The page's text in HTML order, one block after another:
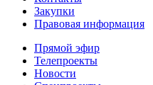
Закупки
Правовая информация
Прямой эфир
Телепроекты
Новости